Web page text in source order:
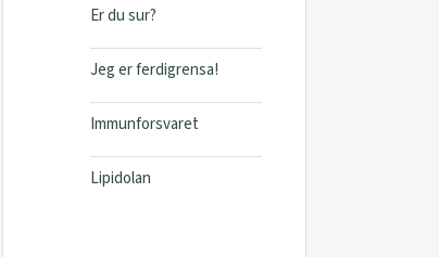
Er du sur?
Jeg er ferdigrensa!
Immunforsvaret
Lipidolan